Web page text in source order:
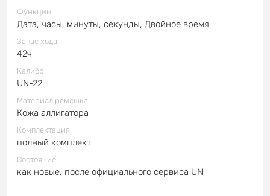
Функции
Дата, часы, минуты, секунды, Двойное время
Запас хода
42ч
Калибр
UN-22
Материал ремешка
Кожа аллигатора
Комплектация
полный комплект
Состояние
как новые, после официального сервиса UN